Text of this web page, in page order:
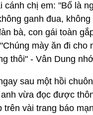
cánh chị em: "Bố là
ganh đua,
bà, con gái toàn
mày ăn đi cho
thôi" - Vân Dung
sau một hồi
vừa đọc được
trên vài trang báo